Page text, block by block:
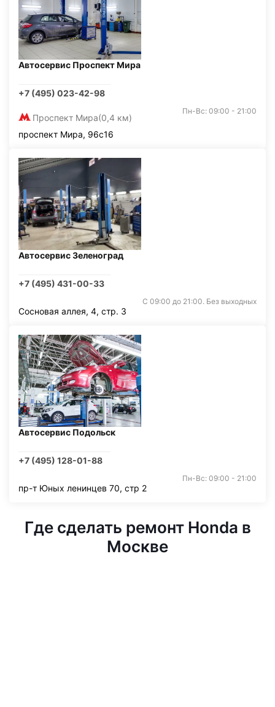
Автосервис Проспект Мира
+7 (495) 023-42-98
Проспект Мира(0,4 км)
Пн-Вс: 09:00 - 21:00
проспект Мира, 96с16
Автосервис Зеленоград
+7 (495) 431-00-33
С 09:00 до 21:00. Без выходных
Сосновая аллея, 4, стр. 3
Автосервис Подольск
+7 (495) 128-01-88
Пн-Вс: 09:00 - 21:00
пр-т Юных ленинцев 70, стр 2
Где сделать ремонт Honda в
Москве